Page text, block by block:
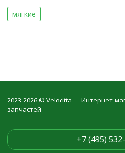
мягкие
2023-2026 © Velocitta — Интернет-
запчастей
+7 (495)